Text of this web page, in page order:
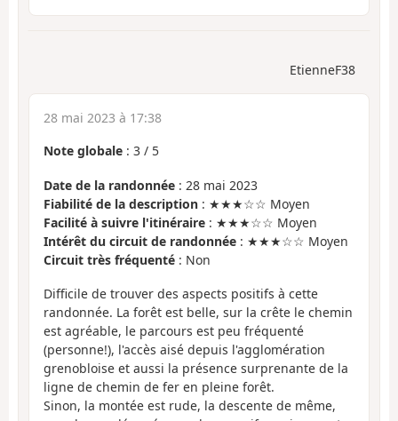
EtienneF38
28 mai 2023 à 17:38
Note globale : 3 / 5
Date de la randonnée : 28 mai 2023
Fiabilité de la description : ★★★☆☆ Moyen
Facilité à suivre l'itinéraire : ★★★☆☆ Moyen
Intérêt du circuit de randonnée : ★★★☆☆ Moyen
Circuit très fréquenté : Non
Difficile de trouver des aspects positifs à cette
randonnée. La forêt est belle, sur la crête le chemin
est agréable, le parcours est peu fréquenté
(personne!), l'accès aisé depuis l'agglomération
grenobloise et aussi la présence surprenante de la
ligne de chemin de fer en pleine forêt.
Sinon, la montée est rude, la descente de même,